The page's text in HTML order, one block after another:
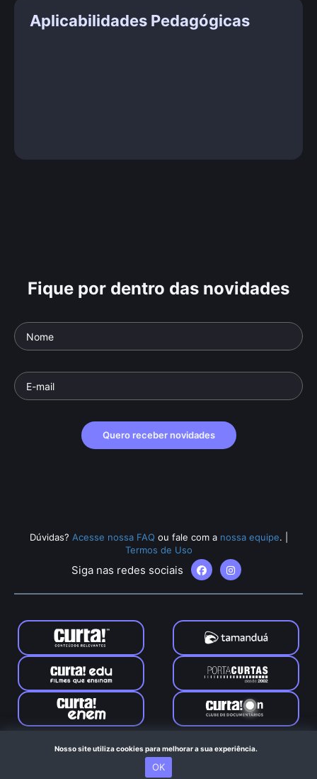
Aplicabilidades Pedagógicas
Fique por dentro das novidades
Quero receber novidades
Dúvidas? Acesse nossa FAQ ou fale com a nossa equipe.
Termos de Uso
Siga nas redes sociais
Tamanduá © 2024. Todos os direitos reservados. Feito com
no Rio de Janeiro
Nosso site utiliza cookies para melhorar a sua experiência.
OK